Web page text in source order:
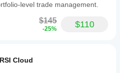
level trade management.
$145
-25% $110
Cloud